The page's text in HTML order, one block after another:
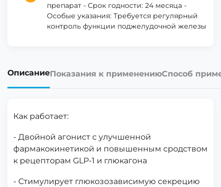
препарат - Срок годности: 24 месяца -
Особые указания: Требуется регулярный
контроль функции поджелудочной железы
ОписаниеПоказания к применениюСпособ
Как работает:
- Двойной агонист с улучшенной
фармакокинетикой и повышенным сродством
к рецепторам GLP-1 и глюкагона
- Стимулирует глюкозозависимую секрецию